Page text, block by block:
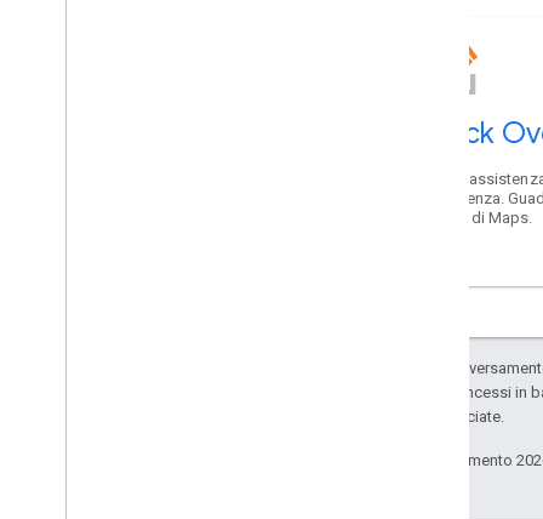
Stack
Ricevi
assistenza.
karma di Maps.
Salvo quando
codice sono concessi in
delle sue consociate.
Ultimo aggiornamento